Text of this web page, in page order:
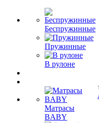
Беспружинные
Пружинные
В рулоне
Матрасы
BABY